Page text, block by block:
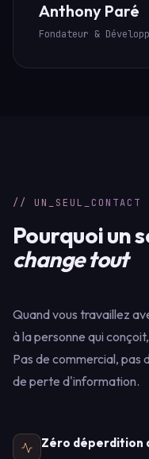
Anthony Paré
Fondateur &
// UN_SEUL_CONTACT
Pourquoi un
change tout
Quand vous travaillez
à la personne qui
Pas de commercial, pas
de perte d'information.
Zéro déperdition